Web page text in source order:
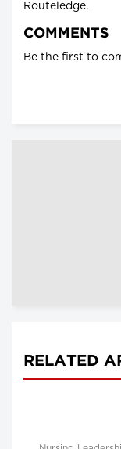
Routeledge.
COMMENTS
Be the first to
RELATED